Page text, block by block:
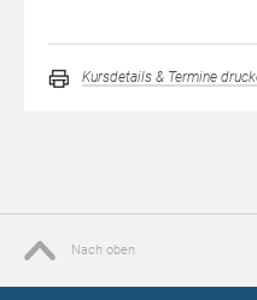
Kursdetails & Termine
Nach oben